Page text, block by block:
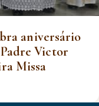
aniversário
Victor
Missa